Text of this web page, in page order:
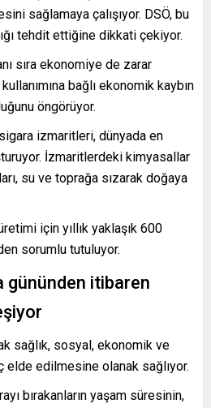
sağlamaya çalışıyor. DSÖ, bu
tehdit ettiğine dikkati çekiyor.
sıra ekonomiye de zarar
bağlı ekonomik kaybın
öngörüyor.
izmaritleri, dünyada en
İzmaritlerdeki kimyasallar
su ve toprağa sızarak doğaya
için yıllık yaklaşık 600
sorumlu tutuluyor.
gününden itibaren
sağlık, sosyal, ekonomik ve
edilmesine olanak sağlıyor.
bırakanların yaşam süresinin,